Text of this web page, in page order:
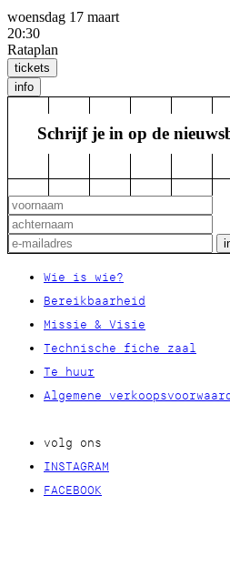
woensdag 17 maart
20:30
Rataplan
tickets
info
Schrijf je in op de
Wie is wie?
Bereikbaarheid
Missie & Visie
Technische fiche zaal
Te huur
Algemene
volg ons
INSTAGRAM
FACEBOOK